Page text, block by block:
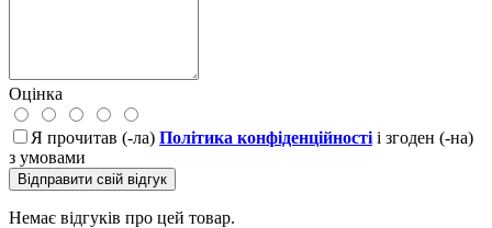
Оцінка
Я прочитав (-ла) Політика конфіденційності і згоден (-на)
з умовами
Відправити свій відгук
Немає відгуків про цей товар.